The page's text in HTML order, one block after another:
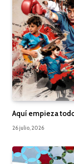
Aquí empieza
26 julio, 2026